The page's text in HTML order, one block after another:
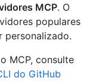
MCP. O
populares
personalizado.
MCP, consulte
do GitHub